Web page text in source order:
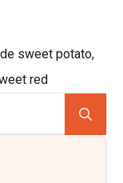
sweet potato,
red